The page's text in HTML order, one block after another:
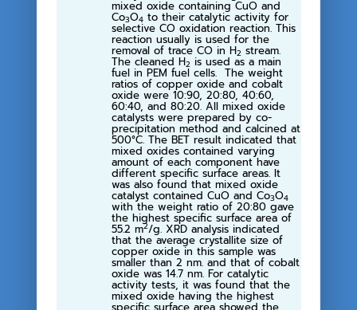
mixed oxide containing CuO and
Co3O4to their catalytic activity for
selective CO oxidation reaction. This
reaction usually is used for the
removal of trace CO in H2 stream.
The cleaned H2 is used as a main
fuel in PEM fuel cells. The weight
ratios of copper oxide and cobalt
oxide were 10:90, 20:80, 40:60,
60:40, and 80:20. All mixed oxide
catalysts were prepared by co-
precipitation method and calcined at
500°C. The BET result indicated that
mixed oxides contained varying
amount of each component have
different specific surface areas. It
was also found that mixed oxide
catalyst contained CuO and Co3O4
with the weight ratio of 20:80 gave
the highest specific surface area of
55.2 m2/g. XRD analysis indicated
that the average crystallite size of
copper oxide in this sample was
smaller than 2 nm. and that of cobalt
oxide was 14.7 nm. For catalytic
activity tests, it was found that the
mixed oxide having the highest